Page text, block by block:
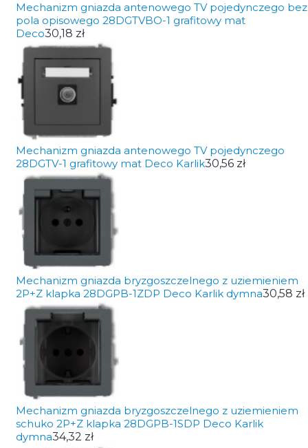
Mechanizm gniazda antenowego TV pojedynczego bez
pola opisowego 28DGTVBO-1 grafitowy mat
Deco30,18 zł
Mechanizm gniazda antenowego TV pojedynczego
28DGTV-1 grafitowy mat Deco Karlik30,56 zł
Mechanizm gniazda bryzgoszczelnego z uziemieniem
2P+Z klapka 28DGPB-1ZDP Deco Karlik dymna30,58 zł
Mechanizm gniazda bryzgoszczelnego z uziemieniem
schuko 2P+Z klapka 28DGPB-1SDP Deco Karlik
dymna34,32 zł